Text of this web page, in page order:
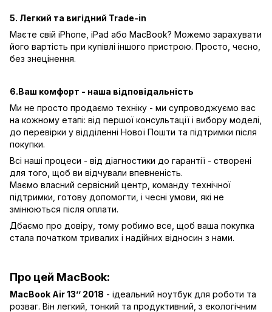
5. Легкий та вигідний Trade-in
Маєте свій iPhone, iPad або MacBook? Можемо зарахувати
його вартість при купівлі іншого пристрою. Просто, чесно,
без знецінення.
6.Ваш комфорт - наша відповідальність
Ми не просто продаємо техніку - ми супроводжуємо вас
на кожному етапі: від першої консультації і вибору моделі,
до перевірки у відділенні Нової Пошти та підтримки після
покупки.
Всі наші процеси - від діагностики до гарантії - створені
для того, щоб ви відчували впевненість.
Маємо власний сервісний центр, команду технічної
підтримки, готову допомогти, і чесні умови, які не
змінюються після оплати.
Дбаємо про довіру, тому робимо все, щоб ваша покупка
стала початком тривалих і надійних відносин з нами.
Про цей MacBook:
MacBook Air 13’’ 2018 - ідеальний ноутбук для роботи та
розваг. Він легкий, тонкий та продуктивний, з екологічним